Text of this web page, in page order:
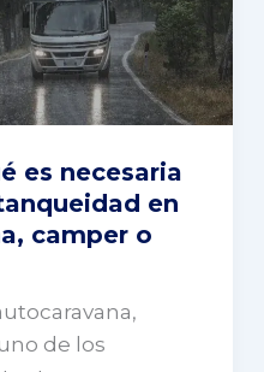
es necesaria
en
camper o
de los